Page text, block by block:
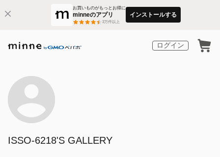
お買いものがもっとお得に
minneのアプリ
3万件以上
インストールする
ログイン
ISSO-6218'S GALLERY